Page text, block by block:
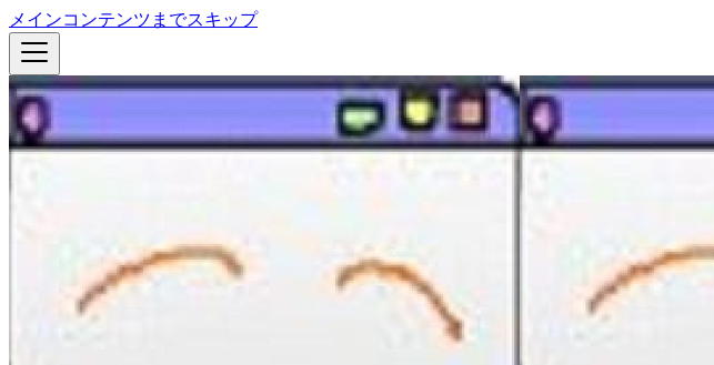
メインコンテンツまでスキップ